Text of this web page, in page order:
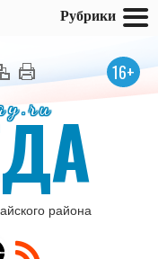
16+
района
Рубрики